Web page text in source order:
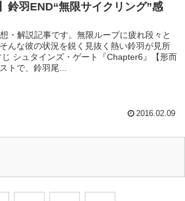
鈴羽END“無限サイクリング”感
・解説記事です。無限ループに疲れ段々と
んな彼の状況を鋭く見抜く熱い鈴羽が見所
シュタインズ・ゲート『Chapter6』【形而
トで、鈴羽尾...
2016.02.09